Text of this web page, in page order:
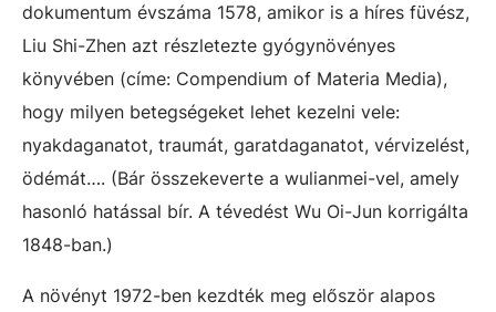
dokumentum évszáma 1578, amikor is a híres füvész,
Liu Shi-Zhen azt részletezte gyógynövényes
könyvében (címe: Compendium of Materia Media),
hogy milyen betegségeket lehet kezelni vele:
nyakdaganatot, traumát, garatdaganatot, vérvizelést,
ödémát…. (Bár összekeverte a wulianmei-vel, amely
hasonló hatással bír. A tévedést Wu Oi-Jun korrigálta
1848-ban.)
A növényt 1972-ben kezdték meg először alapos